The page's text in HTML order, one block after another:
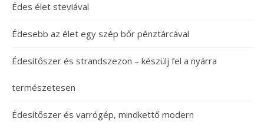
Édes élet steviával
Édesebb az élet egy szép bőr pénztárcával
Édesítőszer és strandszezon – készülj fel a nyárra
természetesen
Édesítőszer és varrógép, mindkettő modern